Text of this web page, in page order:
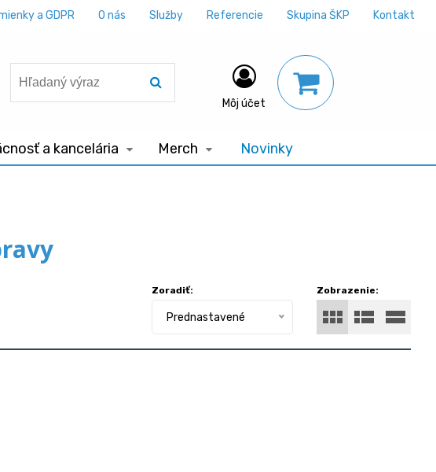
a GDPR O nás Služby Referencie Skupina ŠKP Kontakt
Môj účet
a kancelária Merch Novinky
Zobrazenie:
Zoradiť:
Prednastavené